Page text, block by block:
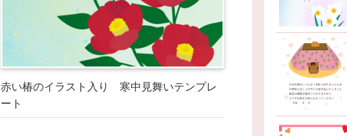
赤い椿のイラスト入り 寒中見舞いテンプレ
ート